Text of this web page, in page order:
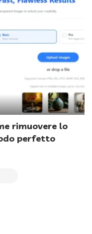
rimuovere lo
perfetto